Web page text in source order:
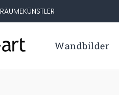
RÄUMEKÜNSTLER
Wandbilder